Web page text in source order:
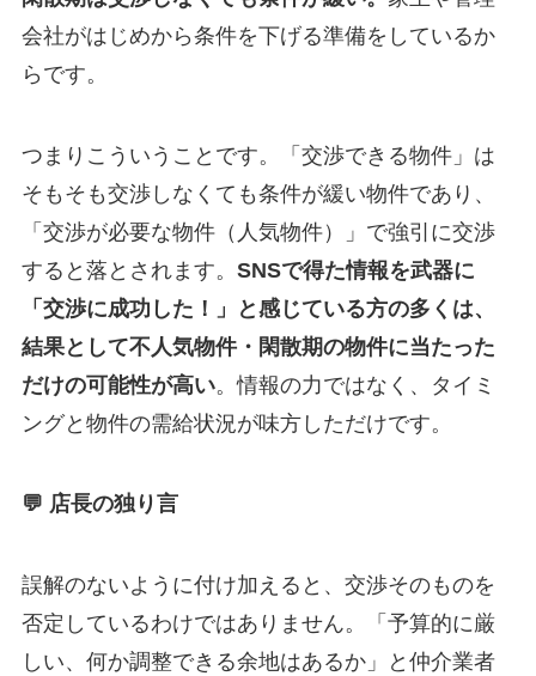
会社がはじめから条件を下げる準備をしているか
らです。
つまりこういうことです。「交渉できる物件」は
そもそも交渉しなくても条件が緩い物件であり、
「交渉が必要な物件（人気物件）」で強引に交渉
すると落とされます。 SNSで得た情報を武器に
「交渉に成功した！」と感じている方の多くは、
結果として不人気物件・閑散期の物件に当たった
だけの可能性が高い。情報の力ではなく、タイミ
ングと物件の需給状況が味方しただけです。
💬 店長の独り言
誤解のないように付け加えると、交渉そのものを
否定しているわけではありません。「予算的に厳
しい、何か調整できる余地はあるか」と仲介業者